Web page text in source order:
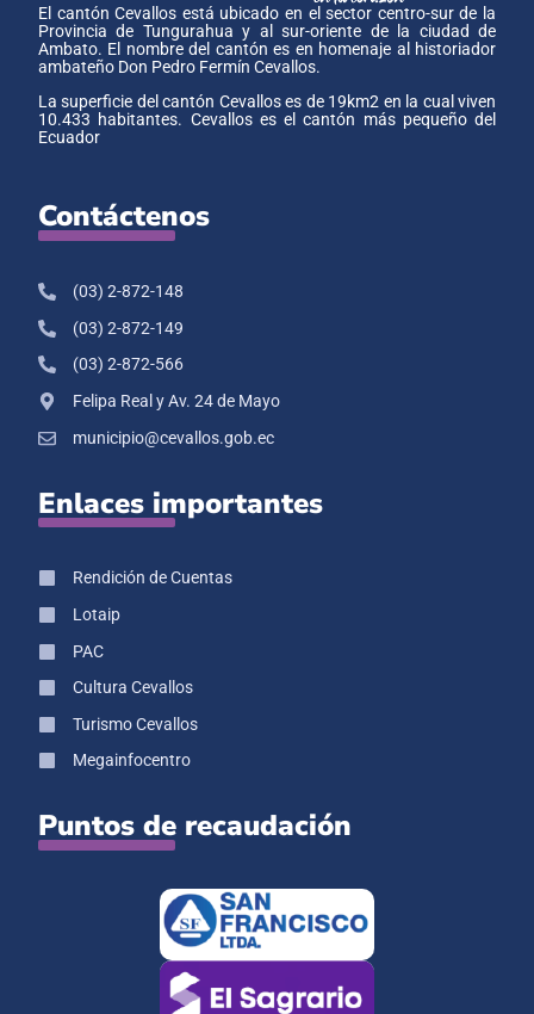
El cantón Cevallos está ubicado en el sector centro-sur de la
Provincia de Tungurahua y al sur-oriente de la ciudad de
Ambato. El nombre del cantón es en homenaje al historiador
ambateño Don Pedro Fermín Cevallos.
La superficie del cantón Cevallos es de 19km2 en la cual viven
10.433 habitantes. Cevallos es el cantón más pequeño del
Ecuador
Contáctenos
(03) 2-872-148
(03) 2-872-149
(03) 2-872-566
Felipa Real y Av. 24 de Mayo
municipio@cevallos.gob.ec
Enlaces importantes
Rendición de Cuentas
Lotaip
PAC
Cultura Cevallos
Turismo Cevallos
Megainfocentro
Puntos de recaudación